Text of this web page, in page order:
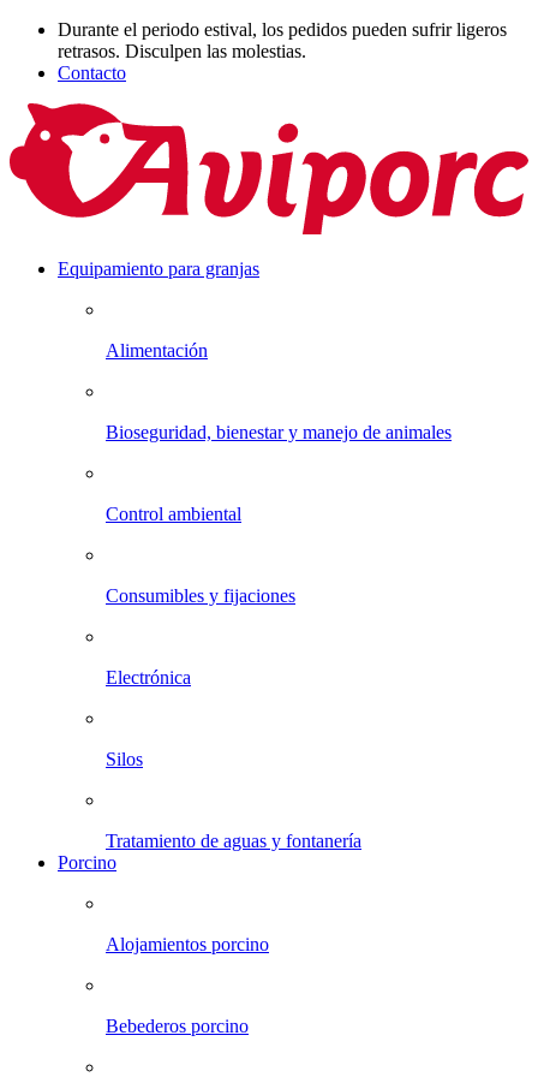
Durante el periodo estival, los pedidos pueden sufrir ligeros
retrasos. Disculpen las molestias.
Contacto
Equipamiento para granjas
Alimentación
Bioseguridad, bienestar y manejo de animales
Control ambiental
Consumibles y fijaciones
Electrónica
Silos
Tratamiento de aguas y fontanería
Porcino
Alojamientos porcino
Bebederos porcino